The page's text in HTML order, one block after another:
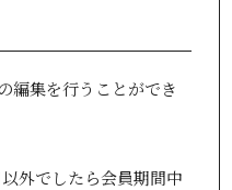
編集を行うことができ
外でしたら会員期間中